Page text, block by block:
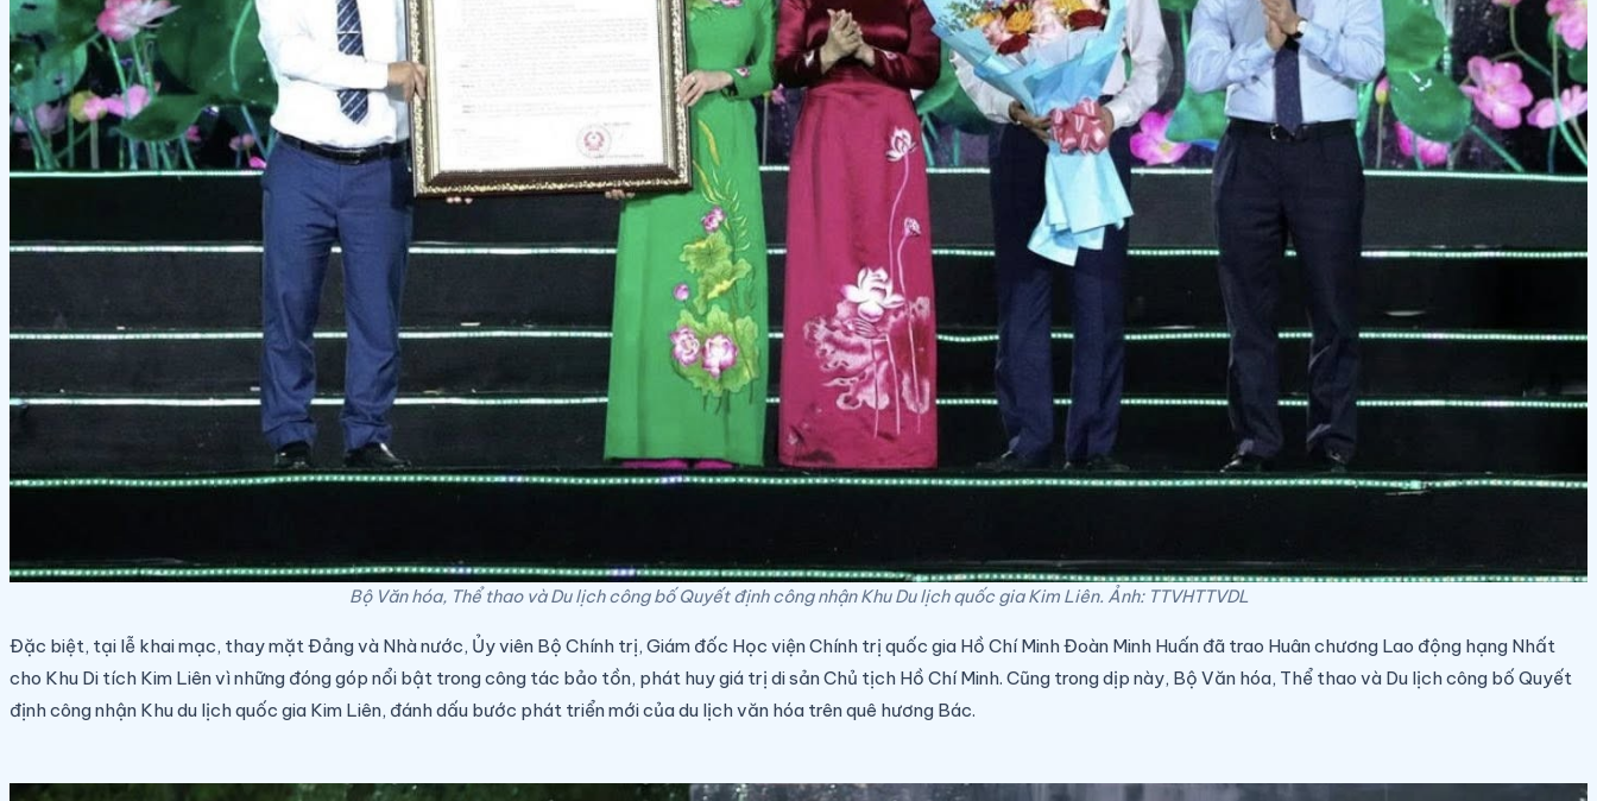
Bộ Văn hóa, Thể thao và Du lịch công bố Quyết định công nhận Khu Du lịch quốc gia Kim Liên. Ảnh: TTVHTTVDL
Đặc biệt, tại lễ khai mạc, thay mặt Đảng và Nhà nước, Ủy viên Bộ Chính trị, Giám đốc Học viện Chính trị quốc gia Hồ Chí Minh Đoàn Minh Huấn đã trao Huân chương Lao động hạng Nhất
cho Khu Di tích Kim Liên vì những đóng góp nổi bật trong công tác bảo tồn, phát huy giá trị di sản Chủ tịch Hồ Chí Minh. Cũng trong dịp này, Bộ Văn hóa, Thể thao và Du lịch công bố Quyết
định công nhận Khu du lịch quốc gia Kim Liên, đánh dấu bước phát triển mới của du lịch văn hóa trên quê hương Bác.